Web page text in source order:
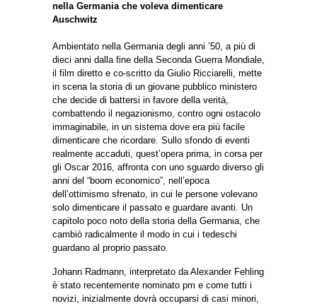
nella Germania che voleva dimenticare
Auschwitz
Ambientato nella Germania degli anni ’50, a più di
dieci anni dalla fine della Seconda Guerra Mondiale,
il film diretto e co-scritto da Giulio Ricciarelli, mette
in scena la storia di un giovane pubblico ministero
che decide di battersi in favore della verità,
combattendo il negazionismo, contro ogni ostacolo
immaginabile, in un sistema dove era più facile
dimenticare che ricordare. Sullo sfondo di eventi
realmente accaduti, quest’opera prima, in corsa per
gli Oscar 2016, affronta con uno sguardo diverso gli
anni del “boom economico”, nell’epoca
dell’ottimismo sfrenato, in cui le persone volevano
solo dimenticare il passato e guardare avanti. Un
capitolo poco noto della storia della Germania, che
cambiò radicalmente il modo in cui i tedeschi
guardano al proprio passato.
Johann Radmann, interpretato da Alexander Fehling
è stato recentemente nominato pm e come tutti i
novizi, inizialmente dovrà occuparsi di casi minori,